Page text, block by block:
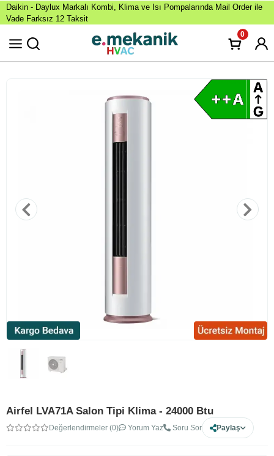
Daikin - Daylux Markalı Kombi, Klima ve Isı Pompalarında Mail Order ile
Vade Farksız 12 Taksit
0
Airfel LVA71A Salon Tipi Klima - 24000 Btu
Değerlendirmeler (0) Yorum Yaz Soru Sor Paylaş